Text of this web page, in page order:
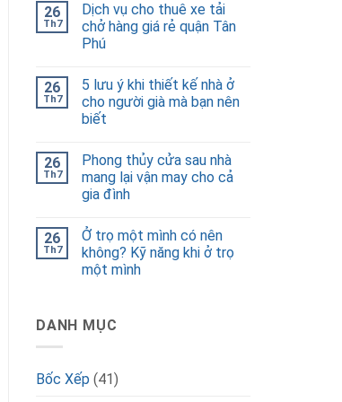
26
Th7
Dịch vụ cho thuê xe tải
chở hàng giá rẻ quận Tân
Phú
26
Th7
5 lưu ý khi thiết kế nhà ở
cho người già mà bạn nên
biết
26
Th7
Phong thủy cửa sau nhà
mang lại vận may cho cả
gia đình
26
Th7
Ở trọ một mình có nên
không? Kỹ năng khi ở trọ
một mình
DANH MỤC
Bốc Xếp (41)